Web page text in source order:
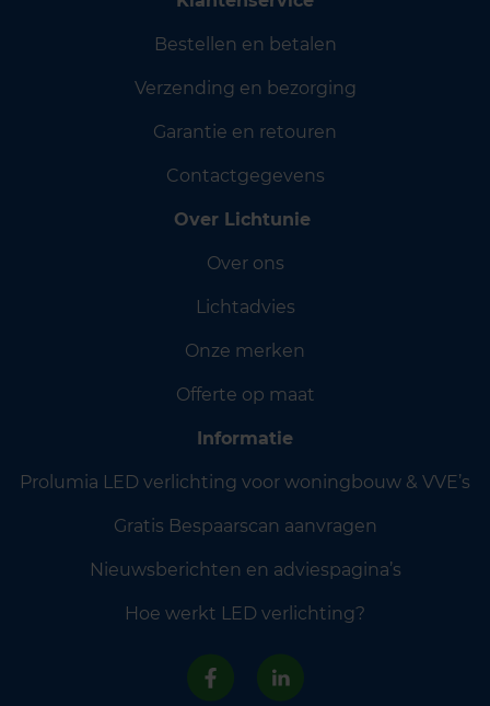
Bestellen en betalen
Verzending en bezorging
Garantie en retouren
Contactgegevens
Over Lichtunie
Over ons
Lichtadvies
Onze merken
Offerte op maat
Informatie
Prolumia LED verlichting voor woningbouw & VVE’s
Gratis Bespaarscan aanvragen
Nieuwsberichten en adviespagina’s
Hoe werkt LED verlichting?